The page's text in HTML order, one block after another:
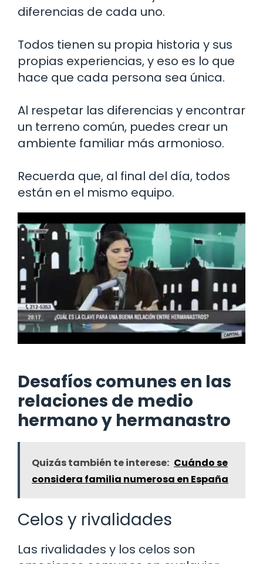
diferencias de cada uno.
Todos tienen su propia historia y sus
propias experiencias, y eso es lo que
hace que cada persona sea única.
Al respetar las diferencias y encontrar
un terreno común, puedes crear un
ambiente familiar más armonioso.
Recuerda que, al final del día, todos
están en el mismo equipo.
Desafíos comunes en las
relaciones de medio
hermano y hermanastro
Quizás también te interese: Cuándo se
considera familia numerosa en España
Celos y rivalidades
Las rivalidades y los celos son